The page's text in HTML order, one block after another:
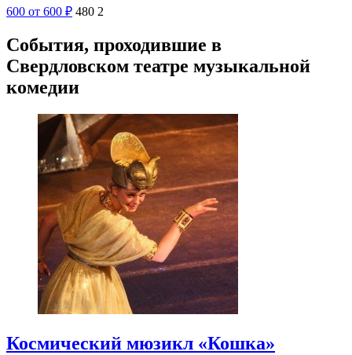
600 от 600 ₽ 480 2
События, проходившие в
Свердловском театре музыкальной
комедии
Космический мюзикл «Кошка»